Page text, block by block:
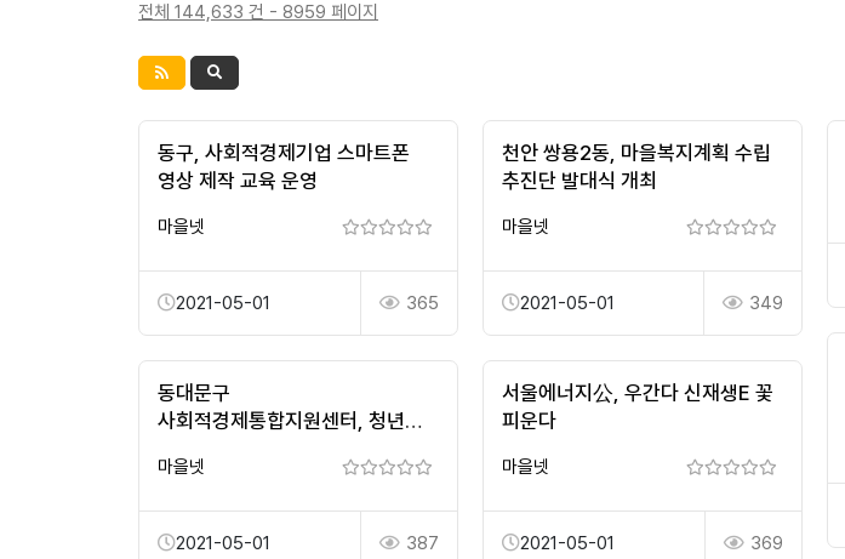
전체 144,633 건 - 8959 페이지
동구, 사회적경제기업 스마트폰
영상 제작 교육 운영
마을넷
2021-05-01 365
천안 쌍용2동, 마을복지계획 수립
추진단 발대식 개최
마을넷
2021-05-01 349
동대문구
사회적경제통합지원센터, 청년
마을넷
2021-05-01 387
서울에너지公, 우간다 신재생E 꽃
피운다
마을넷
2021-05-01 369